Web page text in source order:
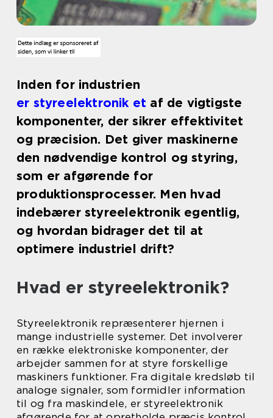
Inden for industrien
er styreelektronik et af de vigtigste
komponenter, der sikrer effektivitet
og præcision. Det giver maskinerne
den nødvendige kontrol og styring,
som er afgørende for
produktionsprocesser. Men hvad
indebærer styreelektronik egentlig,
og hvordan bidrager det til at
optimere industriel drift?
Hvad er styreelektronik?
Styreelektronik repræsenterer hjernen i
mange industrielle systemer. Det involverer
en række elektroniske komponenter, der
arbejder sammen for at styre forskellige
maskiners funktioner. Fra digitale kredsløb til
analoge signaler, som formidler information
til og fra maskindele, er styreelektronik